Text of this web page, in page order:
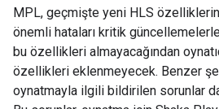
MPL, geçmişte yeni HLS
önemli hataları kritik
bu özellikleri almayacağından
özellikleri eklenmeyecek. Benzer
oynatmayla ilgili bildirilen sorunlar